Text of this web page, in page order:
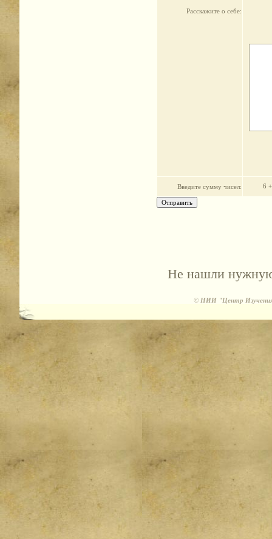
Расскажите о себе:
Введите cумму чисел: 6
Не нашли
© НИИ "Центр Изучения